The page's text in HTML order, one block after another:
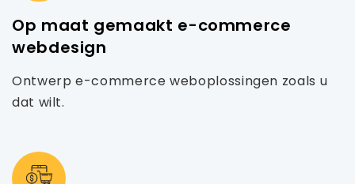
Op maat gemaakt e-commerce
webdesign
Ontwerp e-commerce weboplossingen zoals u
dat wilt.